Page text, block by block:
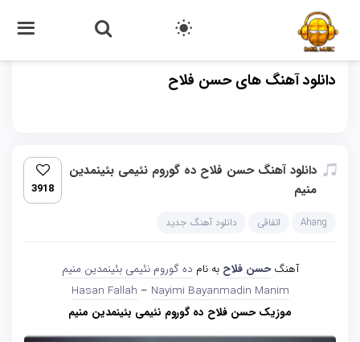
دانلود آهنگ های حسن فلاح
دانلود آهنگ حسن فلاح ده گوروم نئیمی بئینمدین
منیم
3918
Ahang اتفاقی دانلود آهنگ جدید
آهنگحسن فلاح به نام ده گوروم نئیمی بئینمدین منیم
Hasan Fallah – Nayimi Bayanmadin Manim
موزیک حسن فلاح ده گوروم نئیمی بئینمدین منیم